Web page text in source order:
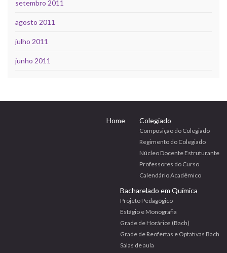
setembro 2011
agosto 2011
julho 2011
junho 2011
Home Colegiado
Composição do Colegiado
Regimento do Colegiado
Núcleo Docente Estruturante
Professores do Curso
Calendário Acadêmico
Bacharelado em Química
Projeto Pedagógico
Estágio e Monografia
Grade de Horários (Bach)
Grade de Reofertas e Optativas Bach
Salas de aula